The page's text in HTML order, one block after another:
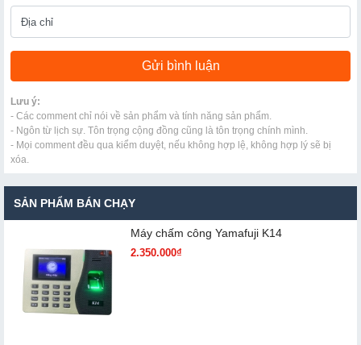
Lưu ý:
- Các comment chỉ nói về sản phẩm và tính năng sản phẩm.
- Ngôn từ lịch sự. Tôn trọng cộng đồng cũng là tôn trọng chính mình.
- Mọi comment đều qua kiểm duyệt, nếu không hợp lệ, không hợp lý sẽ bị
xóa.
SẢN PHẨM BÁN CHẠY
Máy chấm cô​ng Yamafuji K14
2.350.000₫